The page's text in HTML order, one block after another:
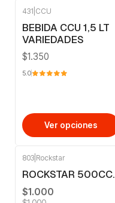
431 CCU
BEBIDA CCU 1,5 LT
VARIEDADES
$1.350
5.0
Ver opciones
803 Rockstar
ROCKSTAR 500CC.
$1.000